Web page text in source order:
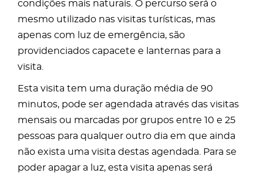
condições mais naturais. O percurso será o
mesmo utilizado nas visitas turísticas, mas
apenas com luz de emergência, são
providenciados capacete e lanternas para a
visita.
Esta visita tem uma duração média de 90
minutos, pode ser agendada através das visitas
mensais ou marcadas por grupos entre 10 e 25
pessoas para qualquer outro dia em que ainda
não exista uma visita destas agendada. Para se
poder apagar a luz, esta visita apenas será